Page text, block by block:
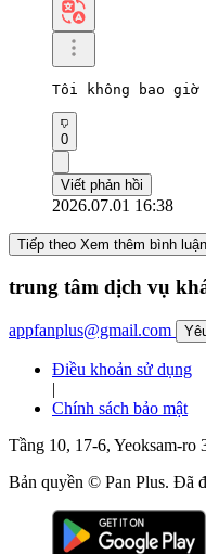
Tôi không bao
0
Viết phản hồi
2026.07.01 16:38
Tiếp theo Xem thêm bình luận
trung tâm dịch vụ
appfanplus@gmail.com
Điều khoản sử dụng
|
Chính sách bảo mật
Tầng 10, 17-6, Yeoksam-ro
Bản quyền © Pan Plus. Đã